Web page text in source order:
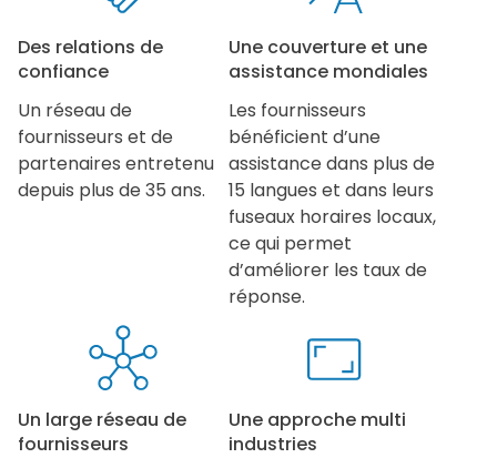
Des relations de
confiance
Un réseau de
fournisseurs et de
partenaires entretenu
depuis plus de 35 ans.
Une couverture et une
assistance mondiales
Les fournisseurs
bénéficient d’une
assistance dans plus de
15 langues et dans leurs
fuseaux horaires locaux,
ce qui permet
d’améliorer les taux de
réponse.
Un large réseau de
fournisseurs
Une approche multi
industries